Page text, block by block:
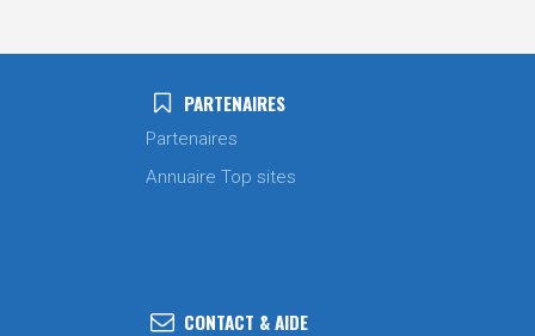
PARTENAIRES
Partenaires
Annuaire Top sites
CONTACT & AIDE